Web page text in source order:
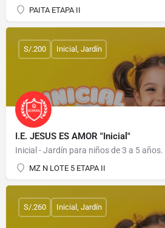
PAITA ETAPA II
I.E. JESUS ES AMOR "Inicial"
Inicial - Jardín para niños de 3 a 5 años.
MZ N LOTE 5 ETAPA II
S/.200 Inicial, Jardín
S/.260 Inicial, Jardín